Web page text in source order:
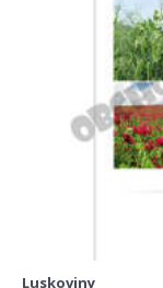
Luskoviny